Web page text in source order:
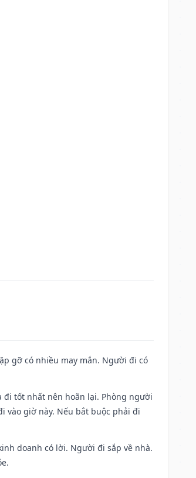
gỡ có nhiều may mắn. Người đi có
đi tốt nhất nên hoãn lại. Phòng người
giờ này. Nếu bắt buộc phải đi
doanh có lời. Người đi sắp về nhà.